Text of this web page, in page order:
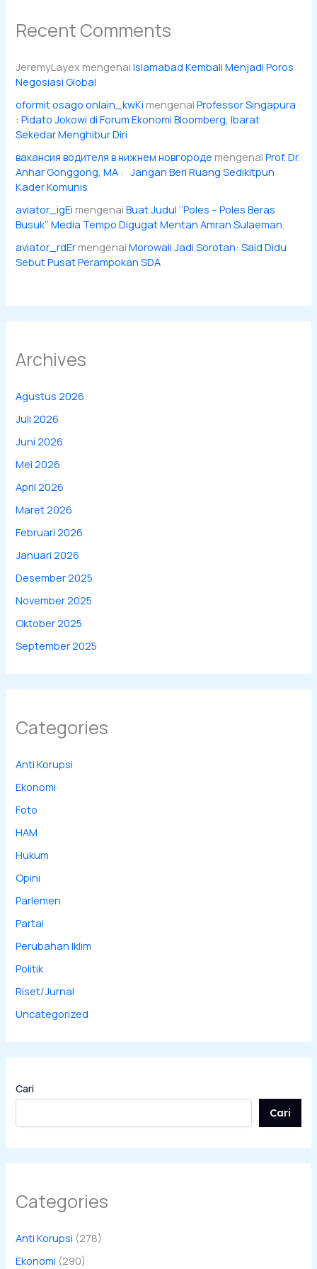
Recent Comments
JeremyLayex mengenaiIslamabad Kembali Menjadi Poros
Negosiasi Global
oformit osago onlain_kwKi mengenaiProfessor Singapura
: Pidato Jokowi di Forum Ekonomi Bloomberg, Ibarat
Sekedar Menghibur Diri
вакансия водителя в нижнем новгороде mengenaiProf. Dr.
Anhar Gonggong, MA : Jangan Beri Ruang Sedikitpun
Kader Komunis
aviator_igEi mengenaiBuat Judul ‘’Poles – Poles Beras
Busuk’’ Media Tempo Digugat Mentan Amran Sulaeman.
aviator_rdEr mengenaiMorowali Jadi Sorotan: Said Didu
Sebut Pusat Perampokan SDA
Archives
Agustus 2026
Juli 2026
Juni 2026
Mei 2026
April 2026
Maret 2026
Februari 2026
Januari 2026
Desember 2025
November 2025
Oktober 2025
September 2025
Categories
Anti Korupsi
Ekonomi
Foto
HAM
Hukum
Opini
Parlemen
Partai
Perubahan Iklim
Politik
Riset/Jurnal
Uncategorized
Cari
Cari
Categories
Anti Korupsi (278)
Ekonomi (290)